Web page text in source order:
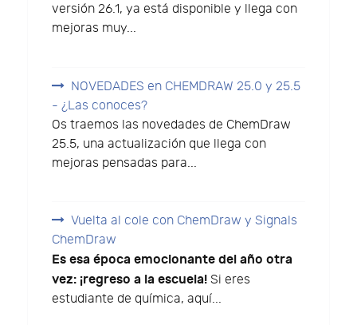
versión 26.1, ya está disponible y llega con
mejoras muy...
NOVEDADES en CHEMDRAW 25.0 y 25.5
- ¿Las conoces?
Os traemos las novedades de ChemDraw
25.5, una actualización que llega con
mejoras pensadas para...
Vuelta al cole con ChemDraw y Signals
ChemDraw
Es esa época emocionante del año otra
vez: ¡regreso a la escuela! Si eres
estudiante de química, aquí...